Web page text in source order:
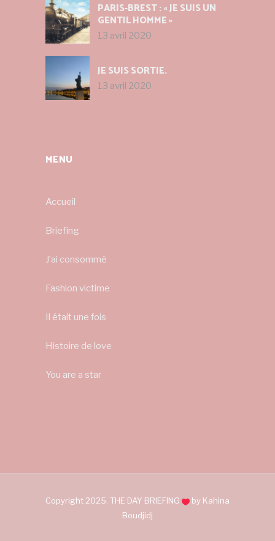
PARIS-BREST : « JE SUIS UN
GENTIL HOMME »
13 avril 2020
JE SUIS SORTIE.
13 avril 2020
MENU
Accueil
Briefing
J’ai consommé
Fashion victime
Il était une fois
Histoire de love
You are a star
Copyright 2025. THE DAY BRIEFING
by Kahina
Boudjidj